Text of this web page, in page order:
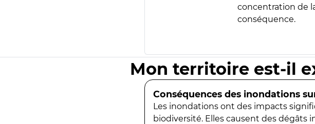
concentration de
conséquence.
Mon territoire est-il
Conséquences des inondations
Les inondations ont des impacts
biodiversité. Elles causent des dégâts